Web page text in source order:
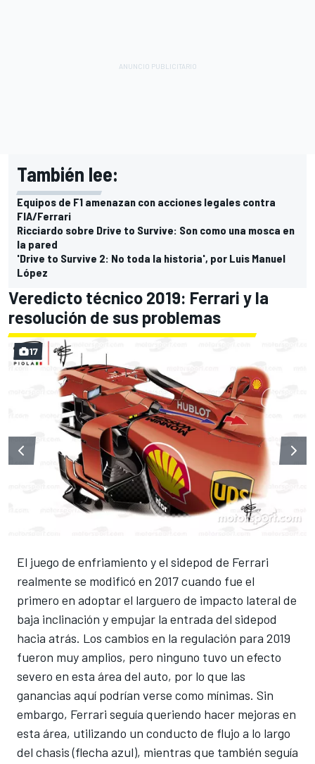
También lee:
Equipos de F1 amenazan con acciones legales contra
FIA/Ferrari
Ricciardo sobre Drive to Survive: Son como una mosca en
la pared
'Drive to Survive 2: No toda la historia', por Luis Manuel
López
Veredicto técnico 2019: Ferrari y la
resolución de sus problemas
El juego de enfriamiento y el sidepod de Ferrari
realmente se modificó en 2017 cuando fue el
primero en adoptar el larguero de impacto lateral de
baja inclinación y empujar la entrada del sidepod
hacia atrás. Los cambios en la regulación para 2019
fueron muy amplios, pero ninguno tuvo un efecto
severo en esta área del auto, por lo que las
ganancias aquí podrían verse como mínimas. Sin
embargo, Ferrari seguía queriendo hacer mejoras en
esta área, utilizando un conducto de flujo a lo largo
del chasis (flecha azul), mientras que también seguía
17